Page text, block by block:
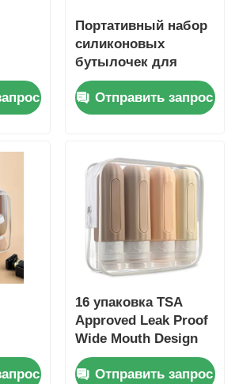
Портативный набор
силиконовых
бутылочек для
туалетных
принадлежностей,
одобренный TSA,
Отправить запрос
мл
16 упаковка TSA
Approved Leak Proof
Wide Mouth Design
Силиконовая
бутылка для
Отправить запрос